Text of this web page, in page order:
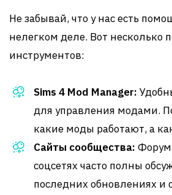
Не забывай, что у нас есть
нелегком деле. Вот несколько
инструментов:
Sims 4 Mod Manager:
для управления модами.
какие моды работают, а
Сайты сообщества:
соцсетях часто полны
последних обновлениях и